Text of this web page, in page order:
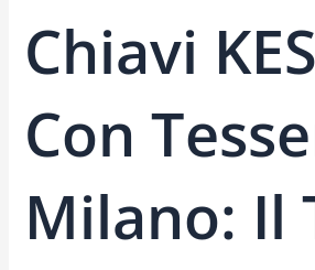
Chiavi
Con
Milano: Il